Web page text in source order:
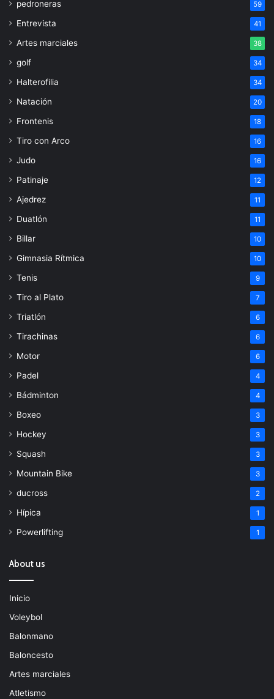
pedroneras 59
Entrevista 41
Artes marciales 38
golf 34
Halterofilia 34
Natación 20
Frontenis 18
Tiro con Arco 16
Judo 16
Patinaje 12
Ajedrez 11
Duatlón 11
Billar 10
Gimnasia Rítmica 10
Tenis 9
Tiro al Plato 7
Triatlón 6
Tirachinas 6
Motor 6
Padel 4
Bádminton 4
Boxeo 3
Hockey 3
Squash 3
Mountain Bike 3
ducross 2
Hípica 1
Powerlifting 1
About us
Inicio
Voleybol
Balonmano
Baloncesto
Artes marciales
Atletismo